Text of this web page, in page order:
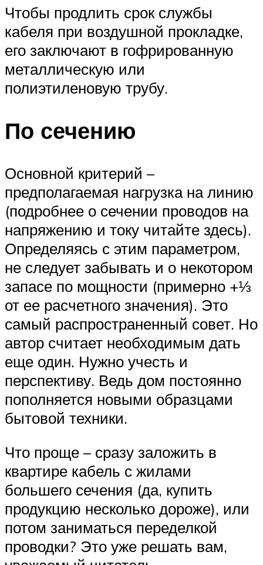
Чтобы продлить срок службы
кабеля при воздушной прокладке,
его заключают в гофрированную
металлическую или
полиэтиленовую трубу.
По сечению
Основной критерий –
предполагаемая нагрузка на линию
(подробнее о сечении проводов на
напряжению и току читайте здесь).
Определяясь с этим параметром,
не следует забывать и о некотором
запасе по мощности (примерно +⅓
от ее расчетного значения). Это
самый распространенный совет. Но
автор считает необходимым дать
еще один. Нужно учесть и
перспективу. Ведь дом постоянно
пополняется новыми образцами
бытовой техники.
Что проще – сразу заложить в
квартире кабель с жилами
большего сечения (да, купить
продукцию несколько дороже), или
потом заниматься переделкой
проводки? Это уже решать вам,